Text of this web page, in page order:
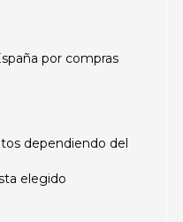
por compras
dependiendo del
elegido